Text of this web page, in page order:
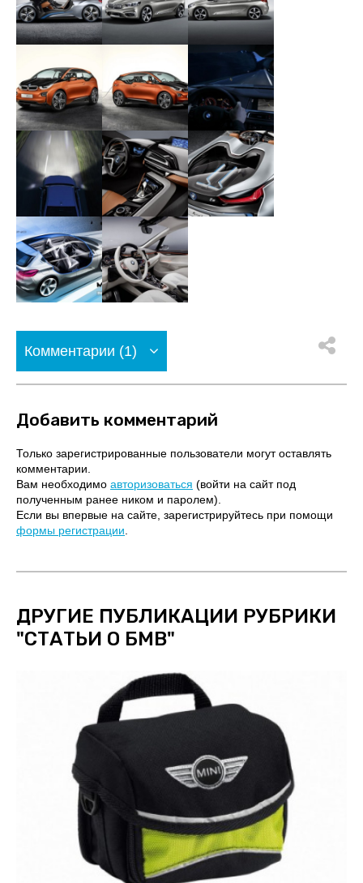
Комментарии (1)
Добавить комментарий
Только зарегистрированные пользователи могут оставлять
комментарии.
Вам необходимо авторизоваться (войти на сайт под
полученным ранее ником и паролем).
Если вы впервые на сайте, зарегистрируйтесь при помощи
формы регистрации
ДРУГИЕ ПУБЛИКАЦИИ РУБРИКИ
"СТАТЬИ О БМВ"